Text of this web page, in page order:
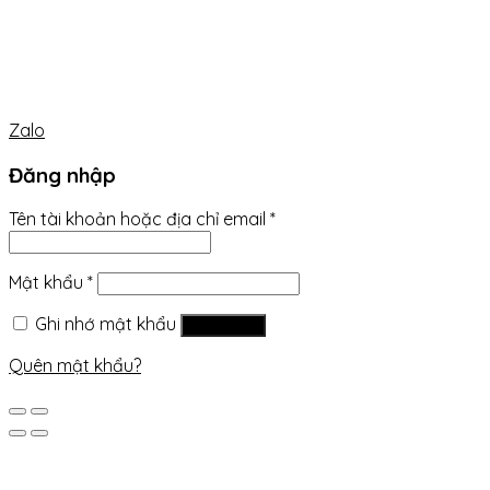
Zalo
Đăng nhập
Tên tài khoản hoặc địa chỉ email *
Mật khẩu *
Ghi nhớ mật khẩu
Quên mật khẩu?